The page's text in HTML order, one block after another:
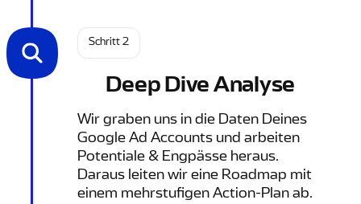
Schritt 2
Deep Dive Analyse
Wir graben uns in die Daten Deines
Google Ad Accounts und arbeiten
Potentiale & Engpässe heraus.
Daraus leiten wir eine Roadmap mit
einem mehrstufigen Action-Plan ab.